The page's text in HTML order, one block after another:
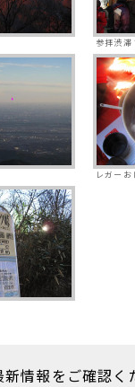
参拝渋滞
レガーお
情報をご確認く